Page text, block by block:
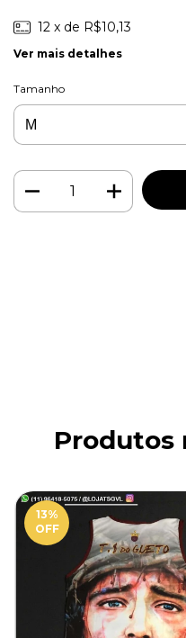
12 x de R$10,13
Ver mais detalhes
Tamanho
Produtos
13%
OFF